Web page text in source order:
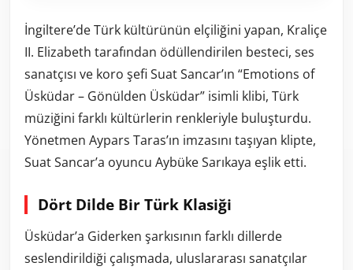
İngiltere’de Türk kültürünün elçiliğini yapan, Kraliçe
II. Elizabeth tarafından ödüllendirilen besteci, ses
sanatçısı ve koro şefi Suat Sancar’ın “Emotions of
Üsküdar – Gönülden Üsküdar” isimli klibi, Türk
müziğini farklı kültürlerin renkleriyle buluşturdu.
Yönetmen Aypars Taras’ın imzasını taşıyan klipte,
Suat Sancar’a oyuncu Aybüke Sarıkaya eşlik etti.
Dört Dilde Bir Türk Klasiği
Üsküdar’a Giderken şarkısının farklı dillerde
seslendirildiği çalışmada, uluslararası sanatçılar